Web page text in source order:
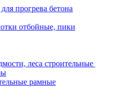
прогрева бетона
отбойные, пики
леса строительные
рамные